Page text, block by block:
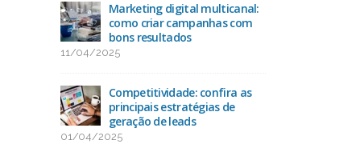
Marketing digital multicanal:
como criar campanhas com
bons resultados
11/04/2025
Competitividade: confira as
principais estratégias de
geração de leads
01/04/2025